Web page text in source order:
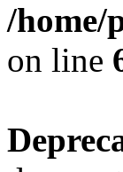
/home/
on line